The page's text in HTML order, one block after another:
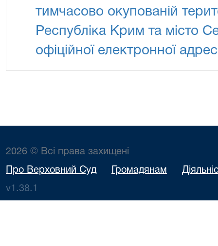
тимчасово окупованій
Республіка Крим та місто
офіційної електронної
2026 © Всі права захищені
Про Верховний Суд Громадянам
v1.38.1